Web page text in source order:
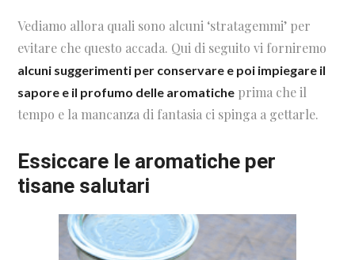
Vediamo allora quali sono alcuni ‘stratagemmi’ per
evitare che questo accada. Qui di seguito vi forniremo
alcuni suggerimenti per conservare e poi impiegare il
sapore e il profumo delle aromatiche prima che il
tempo e la mancanza di fantasia ci spinga a gettarle.
Essiccare le aromatiche per
tisane salutari